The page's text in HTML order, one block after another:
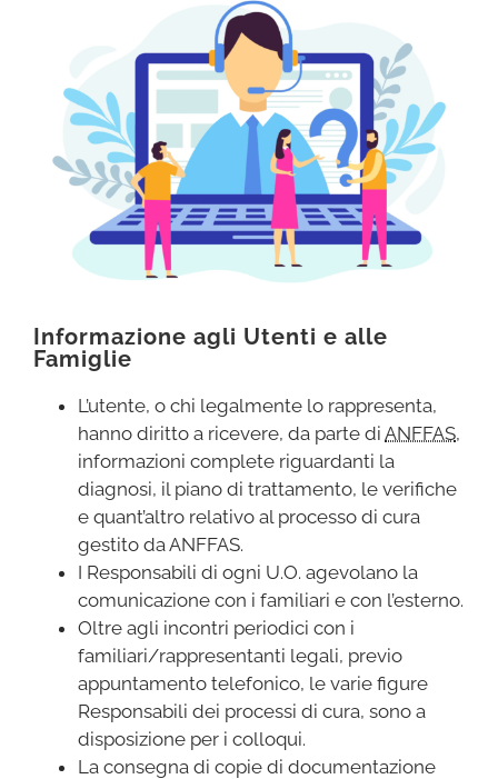
Informazione agli Utenti e alle
Famiglie
L’utente, o chi legalmente lo rappresenta,
hanno diritto a ricevere, da parte di ANFFAS,
informazioni complete riguardanti la
diagnosi, il piano di trattamento, le verifiche
e quant’altro relativo al processo di cura
gestito da ANFFAS.
I Responsabili di ogni U.O. agevolano la
comunicazione con i familiari e con l’esterno.
Oltre agli incontri periodici con i
familiari/rappresentanti legali, previo
appuntamento telefonico, le varie figure
Responsabili dei processi di cura, sono a
disposizione per i colloqui.
La consegna di copie di documentazione